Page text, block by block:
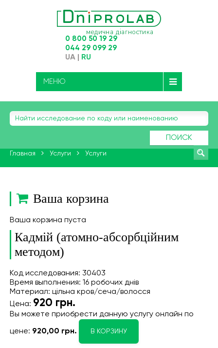
0 800 50 19 29
044 29 099 29
UA RU
МЕНЮ
ПОИСК
Главная Услуги Услуги
Ваша корзина
Ваша корзина пуста
Кадмій (атомно-абсорбційним
методом)
Код исследования: 30403
Время выполнения: 16 робочих днів
Материал: цільна кров/сеча/волосся
Цена: 920 грн.
Вы можете приобрести данную услугу онлайн по
цене: 920,00 грн. В КОРЗИНУ